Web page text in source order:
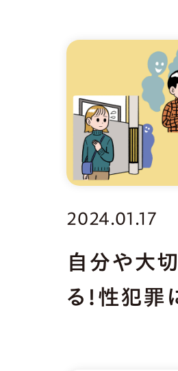
2024.01.17
自分や大
る！性犯罪